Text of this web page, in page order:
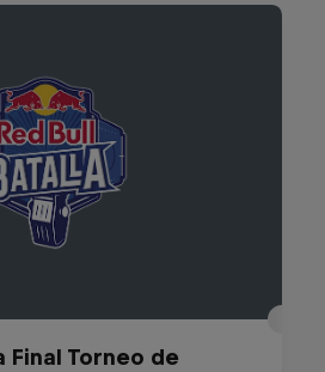
Final Torneo de